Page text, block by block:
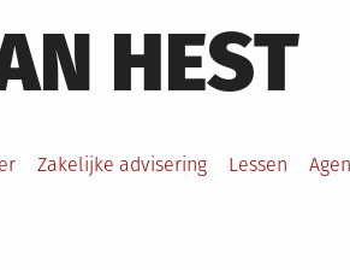
HEST
Zakelijke advisering Lessen